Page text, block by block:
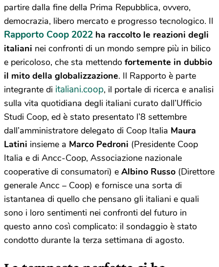
partire dalla fine della Prima Repubblica, ovvero,
democrazia, libero mercato e progresso tecnologico. Il
Rapporto Coop 2022 ha raccolto le reazioni degli
italiani nei confronti di un mondo sempre più in bilico
e pericoloso, che sta mettendo fortemente in dubbio
il mito della globalizzazione. Il Rapporto è parte
integrante di italiani.coop, il portale di ricerca e analisi
sulla vita quotidiana degli italiani curato dall’Ufficio
Studi Coop, ed è stato presentato l’8 settembre
dall’amministratore delegato di Coop Italia Maura
Latini insieme a Marco Pedroni (Presidente Coop
Italia e di Ancc-Coop, Associazione nazionale
cooperative di consumatori) e Albino Russo (Direttore
generale Ancc – Coop) e fornisce una sorta di
istantanea di quello che pensano gli italiani e quali
sono i loro sentimenti nei confronti del futuro in
questo anno così complicato: il sondaggio è stato
condotto durante la terza settimana di agosto.